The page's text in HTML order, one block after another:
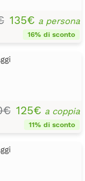
135€ a persona
16% di sconto
125€ a coppia
11% di sconto